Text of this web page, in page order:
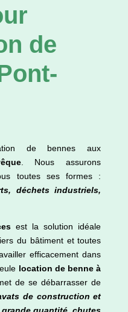
de
de bennes aux
. Nous assurons
toutes ses formes :
déchets industriels,
est la solution idéale
du bâtiment et toutes
efficacement dans
location de benne à
de se débarrasser de
de construction et
quantité, chutes